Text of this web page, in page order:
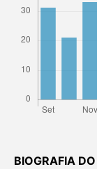
BIOGRAFIA